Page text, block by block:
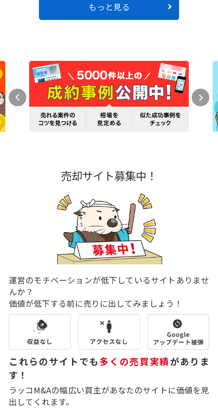
もっと見る
売却サイト募集中！
運営のモチベーションが低下しているサイトありませ
んか？
価値が低下する前に売りに出してみましょう！
これらのサイトでも多くの売買実績がありま
す！
ラッコM&Aの幅広い買主があなたのサイトに価値を見
出してくれます。